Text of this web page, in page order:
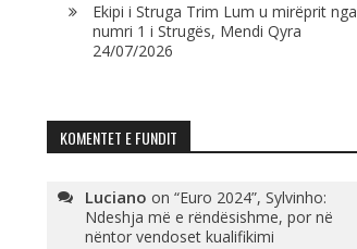
Ekipi i Struga Trim Lum u mirëprit nga
numri 1 i Strugës, Mendi Qyra
24/07/2026
KOMENTET E FUNDIT
Luciano on “Euro 2024”, Sylvinho:
Ndeshja më e rëndësishme, por në
nëntor vendoset kualifikimi